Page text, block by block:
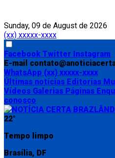
Sunday, 09 de August de 2026
(xx) xxxxx-xxxx
Facebook Twitter Instagram
E-mail
WhatsApp (xx) xxxxx-xxxx
Últimas notícias Editorias
Vídeos Galerias Páginas
conosco
22°
Tempo limpo
Brasília, DF